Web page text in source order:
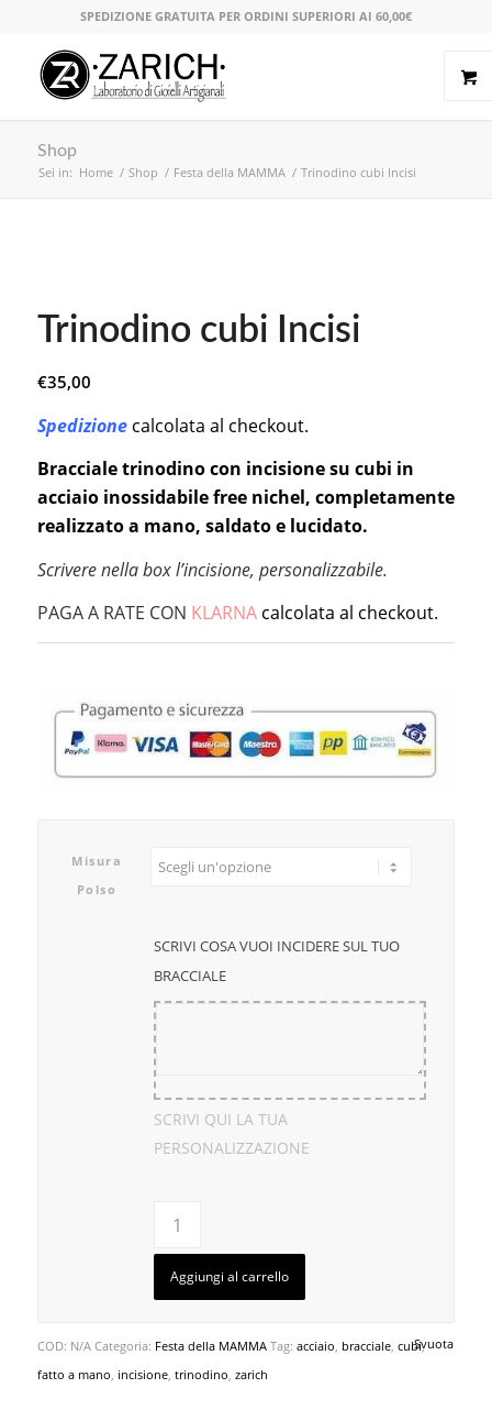
SPEDIZIONE GRATUITA PER ORDINI SUPERIORI AI 60,00€
Shop
Sei in: Home / Shop / Festa della MAMMA / Trinodino cubi Incisi
Trinodino cubi Incisi
€35,00
Spedizione calcolata al checkout.
Bracciale trinodino con incisione su cubi in
acciaio inossidabile free nichel, completamente
realizzato a mano, saldato e lucidato.
Scrivere nella box l’incisione, personalizzabile.
PAGA A RATE CON KLARNA calcolata al checkout.
Misura
Polso
Svuota
SCRIVI COSA VUOI INCIDERE SUL TUO
BRACCIALE
SCRIVI QUI LA TUA
PERSONALIZZAZIONE
Aggiungi al carrello
COD: N/A Categoria: Festa della MAMMA Tag: acciaio, bracciale, cubi,
fatto a mano, incisione, trinodino, zarich